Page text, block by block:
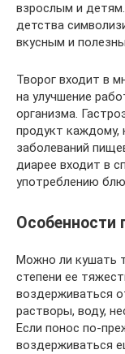
взрослым и
детства
вкусным и
Творог входит в
на улучшение
организма.
продукт каждому,
заболеваний
диарее входит в
употреблению
Особенности
Можно ли кушать
степени ее
воздерживаться
растворы, воду,
Если понос по-
воздерживаться